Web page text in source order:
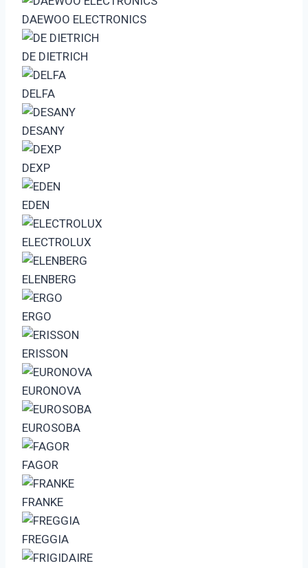
DAEWOO ELECTRONICS
DE DIETRICH
DELFA
DESANY
DEXP
EDEN
ELECTROLUX
ELENBERG
ERGO
ERISSON
EURONOVA
EUROSOBA
FAGOR
FRANKE
FREGGIA